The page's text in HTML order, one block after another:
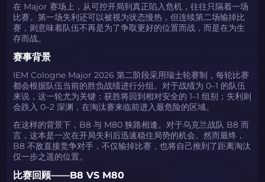
在 Major 赛场上，从可控开局到真正陷入危机，往往只隔着一场
比赛。第一场失利还可以被视为状态慢热，但连续第二场输掉比
赛，则意味着队伍不再是为了争取更好的位置而战，而是在为生
存而战。
赛事背景
IEM Cologne Major 2026 第二阶段采用瑞士轮赛制，每轮比赛
都会根据队伍当前的胜负战绩进行分组。对于战绩为 0–1 的队伍
来说，这一轮尤为关键：获胜将回到相对安全的 1–1 组别；失利则
会跌入 0–2 深渊，在淘汰赛来临前进入最危险的区域。
在这样的背景下，B8 与 M80 狭路相逢。对于乌克兰战队 B8 而
言，这本是一次在开局失利后迅速稳住局势的机会。然而最终，
B8 不敌直接竞争对手，不仅输掉比赛，也将自己推到了距离淘汰
仅一步之遥的位置。
比赛回顾——B8 VS M80